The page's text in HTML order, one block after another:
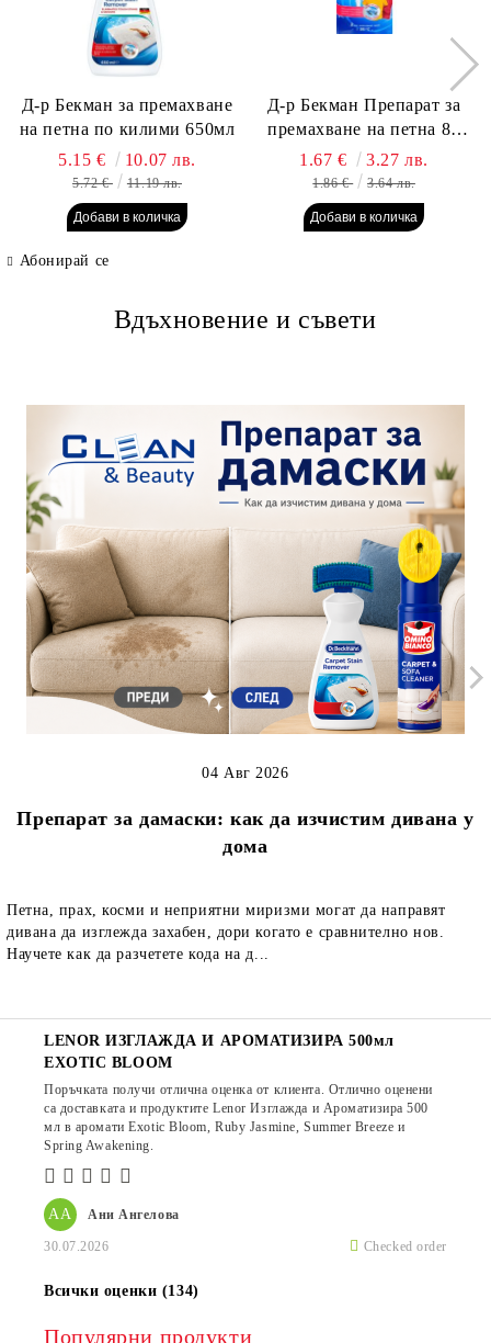
Д-р Бекман за премахване
на петна по килими 650мл
5.15 €
10.07 лв.
5.72 € 11.19 лв.
Д-р Бекман Препарат за
премахване на петна 80
гр. Пауч
1.67 € 3.27 лв.
1.86 € 3.64 лв.
Абонирай се
Вдъхновение и съвети
Препарат за дамаски: как да изчистим дивана у
дома
04 Авг 2026
Петна, прах, косми и неприятни миризми могат да направят
дивана да изглежда захабен, дори когато е сравнително нов.
Научете как да разчетете кода на д...
АА Ани Ангелова
30.07.2026 Checked order
LENOR ИЗГЛАЖДА И АРОМАТИЗИРА 500мл
EXOTIC BLOOM
Поръчката получи отлична оценка от клиента. Отлично оценени
са доставката и продуктите Lenor Изглажда и Ароматизира 500
мл в аромати Exotic Bloom, Ruby Jasmine, Summer Breeze и
Spring Awakening.
Всички оценки (134)
Популярни продукти